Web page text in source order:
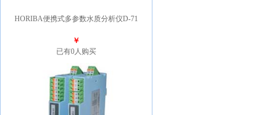
HORIBA便携式多参数水质分析仪D-71
￥
已有0人购买